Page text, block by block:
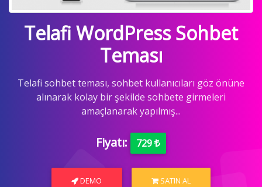
Telafi WordPress Sohbet
Teması
Telafi sohbet teması, sohbet kullanıcıları göz önüne
alınarak kolay bir şekilde sohbete girmeleri
amaçlanarak yapılmış...
Fiyatı: 729
DEMO SATIN AL